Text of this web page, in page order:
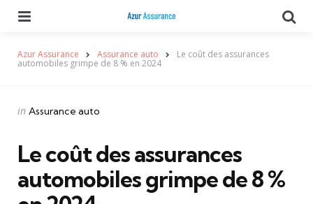
Azur Assurance Assurance auto Le coût des assurances
automobiles grimpe de 8 % en 2024
Categories
Posted
in Assurance auto
Le coût des assurances
automobiles grimpe de 8 %